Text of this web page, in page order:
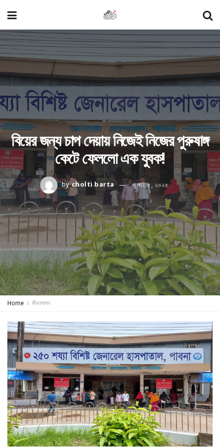
বিয়ের জন্য চাপ দেয়ায় নিজেই নিজের পুরুষাঙ্গ
কেটে ফেললো এক যুবক!
bycholti barta জুলাই ৫, ২০২৫
Home জীবনযাপন